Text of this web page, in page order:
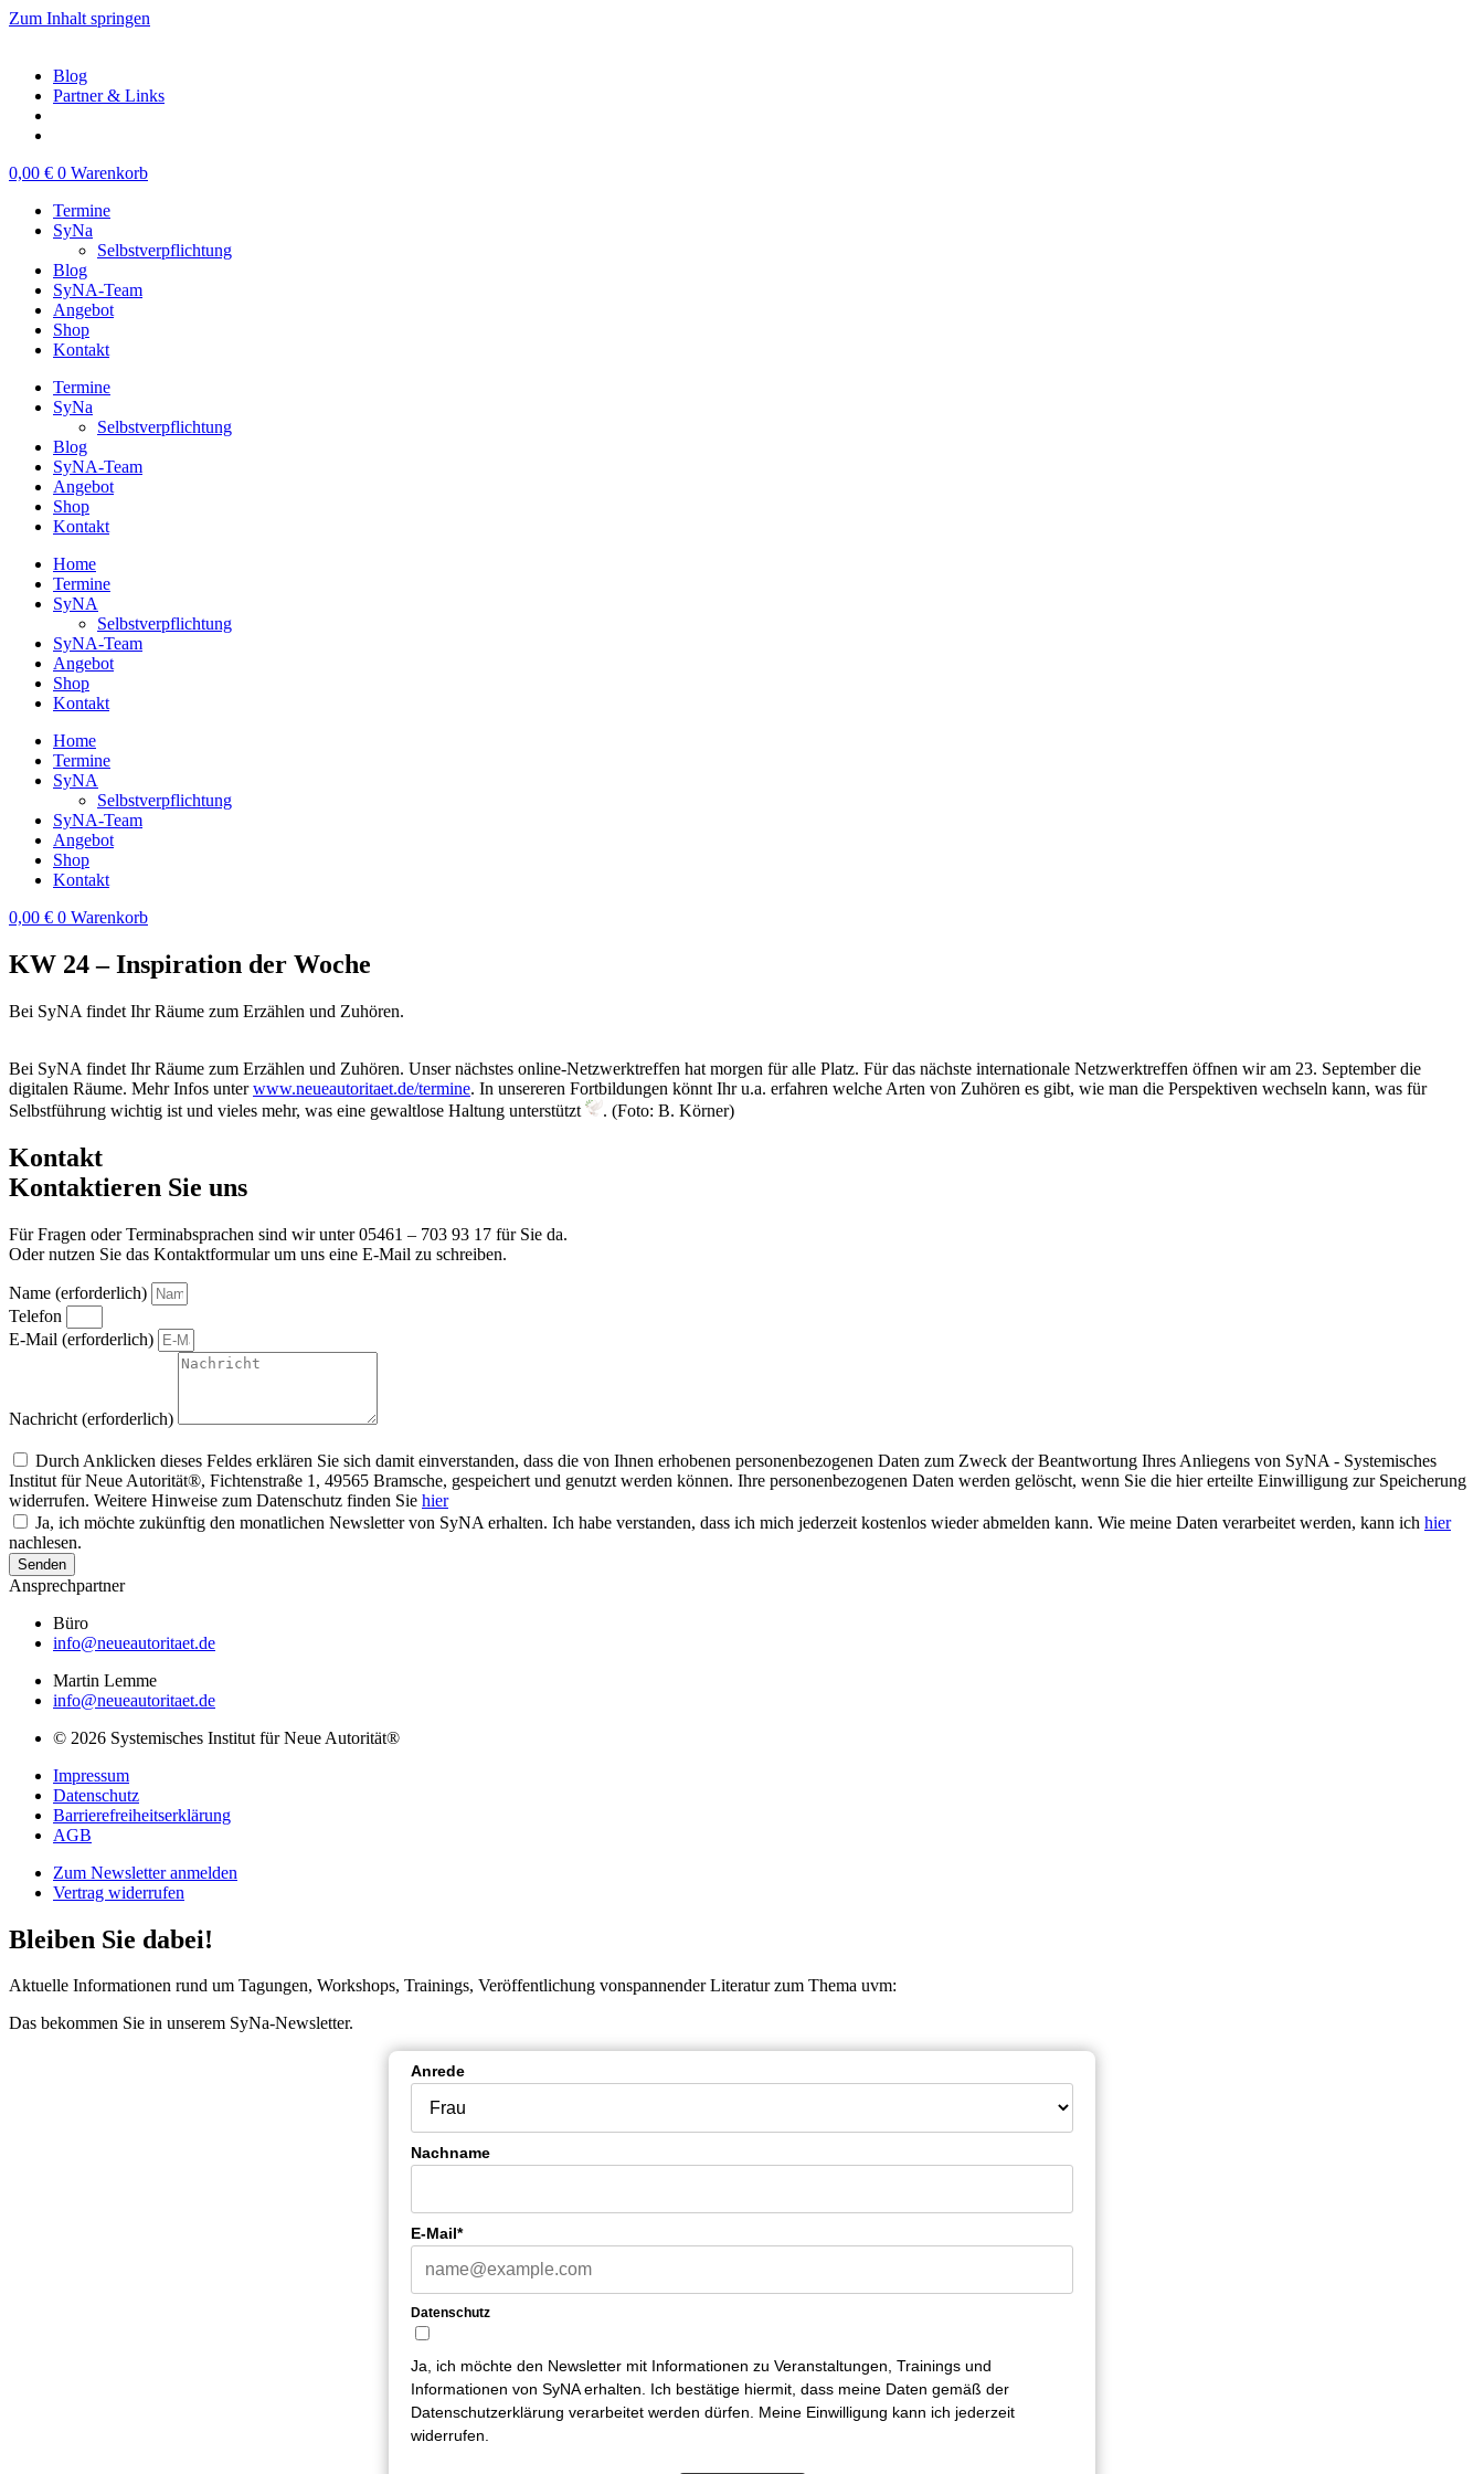
Zum Inhalt springen
Blog
Partner & Links
0,00 € 0 Warenkorb
Termine
SyNa
Selbstverpflichtung
Blog
SyNA-Team
Angebot
Shop
Kontakt
Termine
SyNa
Selbstverpflichtung
Blog
SyNA-Team
Angebot
Shop
Kontakt
Home
Termine
SyNA
Selbstverpflichtung
SyNA-Team
Angebot
Shop
Kontakt
Home
Termine
SyNA
Selbstverpflichtung
SyNA-Team
Angebot
Shop
Kontakt
0,00 € 0 Warenkorb
KW 24 – Inspiration der Woche
Bei SyNA findet Ihr Räume zum Erzählen und Zuhören.
Bei SyNA findet Ihr Räume zum Erzählen und Zuhören. Unser nächstes online-Netzwerktreffen hat morgen für alle Platz. Für das nächste internationale Netzwerktreffen öffnen wir am 23. September die
digitalen Räume. Mehr Infos unterwww.neueautoritaet.de/termine. In unsereren Fortbildungen könnt Ihr u.a. erfahren welche Arten von Zuhören es gibt, wie man die Perspektiven wechseln kann, was für
Selbstführung wichtig ist und vieles mehr, was eine gewaltlose Haltung unterstützt
. (Foto: B. Körner)
Kontakt
Kontaktieren Sie uns
Für Fragen oder Terminabsprachen sind wir unter 05461 – 703 93 17 für Sie da.
Oder nutzen Sie das Kontaktformular um uns eine E-Mail zu schreiben.
Name (erforderlich)
Telefon
E-Mail (erforderlich)
Nachricht (erforderlich)
Durch Anklicken dieses Feldes erklären Sie sich damit einverstanden, dass die von Ihnen erhobenen personenbezogenen Daten zum Zweck der Beantwortung Ihres Anliegens von SyNA - Systemisches
Institut für Neue Autorität®, Fichtenstraße 1, 49565 Bramsche, gespeichert und genutzt werden können. Ihre personenbezogenen Daten werden gelöscht, wenn Sie die hier erteilte Einwilligung zur Speicherung
widerrufen. Weitere Hinweise zum Datenschutz finden Sie hier
Ja, ich möchte zukünftig den monatlichen Newsletter von SyNA erhalten. Ich habe verstanden, dass ich mich jederzeit kostenlos wieder abmelden kann. Wie meine Daten verarbeitet werden, kann ich hier
nachlesen.
Senden
Ansprechpartner
Büro
info@neueautoritaet.de
Martin Lemme
info@neueautoritaet.de
© 2026 Systemisches Institut für Neue Autorität®
Impressum
Datenschutz
Barrierefreiheitserklärung
AGB
Zum Newsletter anmelden
Vertrag widerrufen
Bleiben Sie dabei!
Aktuelle Informationen rund um Tagungen, Workshops, Trainings, Veröffentlichung vonspannender Literatur zum Thema uvm:
Das bekommen Sie in unserem SyNa-Newsletter.
Anrede
Nachname
E-Mail*
Datenschutz
Ja, ich möchte den Newsletter mit Informationen zu Veranstaltungen, Trainings und
Informationen von SyNA erhalten. Ich bestätige hiermit, dass meine Daten gemäß der
Datenschutzerklärung verarbeitet werden dürfen. Meine Einwilligung kann ich jederzeit
widerrufen.